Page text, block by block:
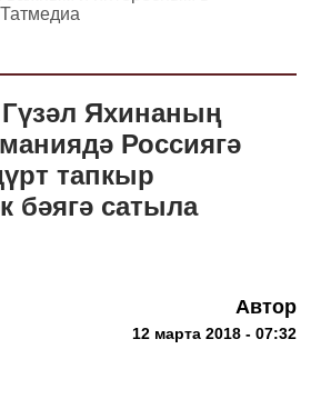
Татмедиа
Яхинаның
Россиягә
тапкыр
бәягә сатыла
Автор
12 марта 2018 - 07:32